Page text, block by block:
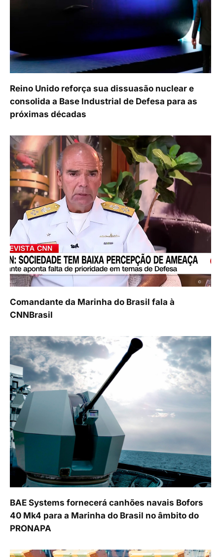
Reino Unido reforça sua dissuasão nuclear e
consolida a Base Industrial de Defesa para as
próximas décadas
Comandante da Marinha do Brasil fala à
CNNBrasil
BAE Systems fornecerá canhões navais Bofors
40 Mk4 para a Marinha do Brasil no âmbito do
PRONAPA